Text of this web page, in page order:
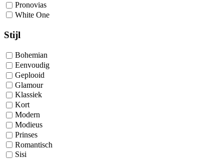
Pronovias
White One
Stijl
Bohemian
Eenvoudig
Geplooid
Glamour
Klassiek
Kort
Modern
Modieus
Prinses
Romantisch
Sisi